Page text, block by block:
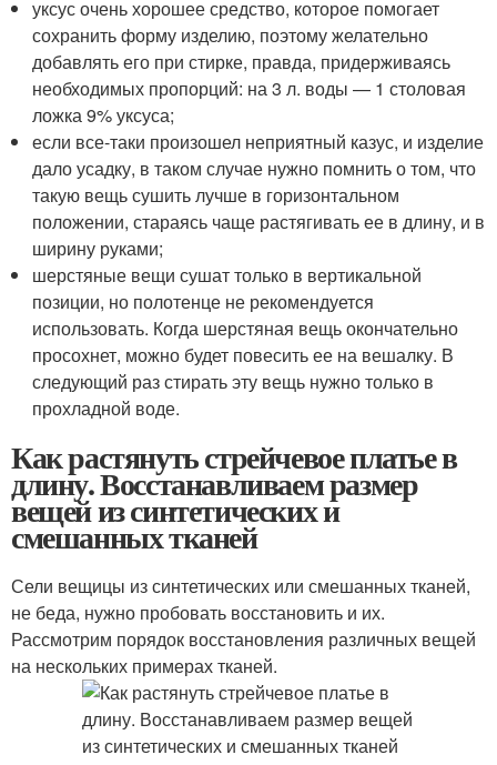
уксус очень хорошее средство, которое помогает
сохранить форму изделию, поэтому желательно
добавлять его при стирке, правда, придерживаясь
необходимых пропорций: на 3 л. воды — 1 столовая
ложка 9% уксуса;
если все-таки произошел неприятный казус, и изделие
дало усадку, в таком случае нужно помнить о том, что
такую вещь сушить лучше в горизонтальном
положении, стараясь чаще растягивать ее в длину, и в
ширину руками;
шерстяные вещи сушат только в вертикальной
позиции, но полотенце не рекомендуется
использовать. Когда шерстяная вещь окончательно
просохнет, можно будет повесить ее на вешалку. В
следующий раз стирать эту вещь нужно только в
прохладной воде.
Как растянуть стрейчевое платье в
длину. Восстанавливаем размер
вещей из синтетических и
смешанных тканей
Сели вещицы из синтетических или смешанных тканей,
не беда, нужно пробовать восстановить и их.
Рассмотрим порядок восстановления различных вещей
на нескольких примерах тканей.